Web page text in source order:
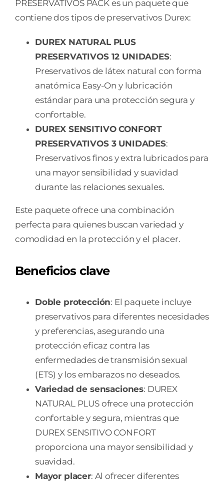
PRESERVATIVOS PACK es un paquete que
contiene dos tipos de preservativos Durex:
DUREX NATURAL PLUS
PRESERVATIVOS 12 UNIDADES:
Preservativos de látex natural con forma
anatómica Easy-On y lubricación
estándar para una protección segura y
confortable.
DUREX SENSITIVO CONFORT
PRESERVATIVOS 3 UNIDADES:
Preservativos finos y extra lubricados para
una mayor sensibilidad y suavidad
durante las relaciones sexuales.
Este paquete ofrece una combinación
perfecta para quienes buscan variedad y
comodidad en la protección y el placer.
Beneficios clave
Doble protección: El paquete incluye
preservativos para diferentes necesidades
y preferencias, asegurando una
protección eficaz contra las
enfermedades de transmisión sexual
(ETS) y los embarazos no deseados.
Variedad de sensaciones: DUREX
NATURAL PLUS ofrece una protección
confortable y segura, mientras que
DUREX SENSITIVO CONFORT
proporciona una mayor sensibilidad y
suavidad.
Mayor placer: Al ofrecer diferentes